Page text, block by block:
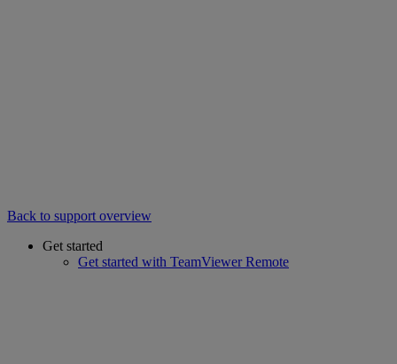
Back to support overview
Get started
Get started with TeamViewer Remote